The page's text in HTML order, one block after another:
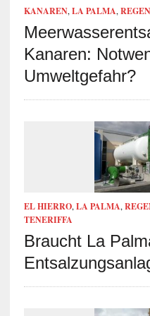
KANAREN, LA PALMA,
Kanaren:
Umweltgefahr?
EL HIERRO, LA PALMA,
TENERIFFA
Braucht La